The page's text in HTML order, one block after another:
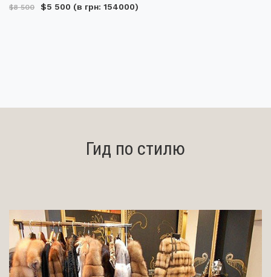
$8 500 $5 500 (в грн: 154000)
Гид по стилю